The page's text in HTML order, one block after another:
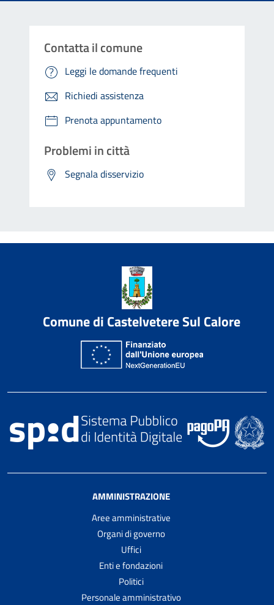
Contatta il comune
Leggi le domande frequenti
Richiedi assistenza
Prenota appuntamento
Problemi in città
Segnala disservizio
Comune di Castelvetere Sul Calore
AMMINISTRAZIONE
Aree amministrative
Organi di governo
Uffici
Enti e fondazioni
Politici
Personale amministrativo